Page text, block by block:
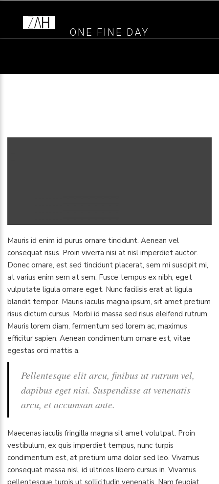
ONE FINE DAY
Mauris id enim id purus ornare tincidunt. Aenean vel
consequat risus. Proin viverra nisi at nisl imperdiet auctor.
Donec ornare, est sed tincidunt placerat, sem mi suscipit mi,
at varius enim sem at sem. Fusce tempus ex nibh, eget
vulputate ligula ornare eget. Nunc facilisis erat at ligula
blandit tempor. Mauris iaculis magna ipsum, sit amet pretium
risus dictum cursus. Morbi id massa sed risus eleifend rutrum.
Mauris lorem diam, fermentum sed lorem ac, maximus
efficitur sapien. Aenean condimentum ornare est, vitae
egestas orci mattis a.
Pellentesque elit arcu, finibus ut rutrum vel,
dapibus eget nisi. Suspendisse at venenatis
arcu, et accumsan ante.
Maecenas iaculis fringilla magna sit amet volutpat. Proin
vestibulum, ex quis imperdiet tempus, nunc turpis
condimentum est, at pretium urna dolor sed leo. Vivamus
consequat massa nisl, id ultrices libero cursus in. Vivamus
pellentesque turpis ut sollicitudin venenatis. Nam feugiat